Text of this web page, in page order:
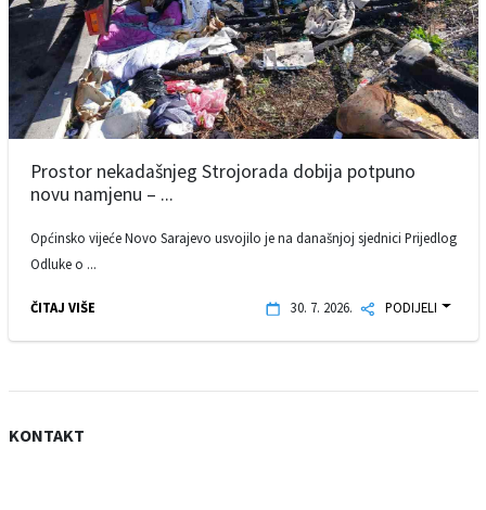
Prostor nekadašnjeg Strojorada dobija potpuno
novu namjenu – ...
Općinsko vijeće Novo Sarajevo usvojilo je na današnjoj sjednici Prijedlog
Odluke o ...
ČITAJ VIŠE 30. 7. 2026. PODIJELI
KONTAKT